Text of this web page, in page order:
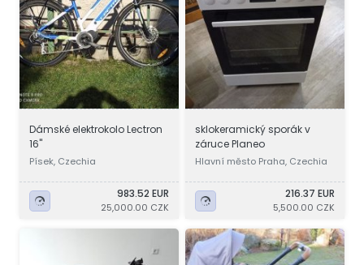
Dámské elektrokolo Lectron
16"
Písek, Czechia
983.52 EUR
25,000.00 CZK
sklokeramický sporák v
záruce Planeo
Hlavní město Praha, Czechia
216.37 EUR
5,500.00 CZK